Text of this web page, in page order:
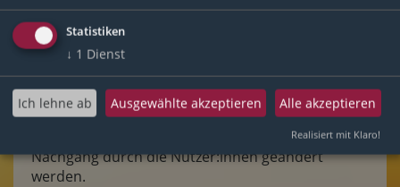
(4) Die Zugangsdaten in Sinne des § 4 (1) können
bei Verlust neu angefordert werden. Bei Verlust
der Zugangsdaten im Sinne des § 4 (2) können
Nutzer:innen auf Anfrage bei RPT auf einen
Account mit Zugangsdaten im Sinne des § 4 (1)
umgezogen werden. Hierbei wird zum Zugang ein
zufälliges Passwort vergeben. Dieses kann im
Nachgang durch die Nutzer:innen geändert
werden.
Statistiken
↓ 1 Dienst
Ich lehne ab Ausgewählte akzeptieren Alle akzeptieren
Realisiert mit Klaro!